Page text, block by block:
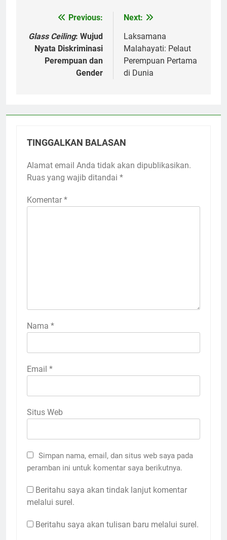
Navigasi
pos
Previous:
Glass Ceiling: Wujud
Nyata Diskriminasi
Perempuan dan
Gender
Next:
Laksamana
Malahayati: Pelaut
Perempuan Pertama
di Dunia
TINGGALKAN BALASAN
Alamat email Anda tidak akan dipublikasikan.
Ruas yang wajib ditandai *
Komentar *
Nama *
Email *
Situs Web
Simpan nama, email, dan situs web saya pada
peramban ini untuk komentar saya berikutnya.
Beritahu saya akan tindak lanjut komentar
melalui surel.
Beritahu saya akan tulisan baru melalui surel.